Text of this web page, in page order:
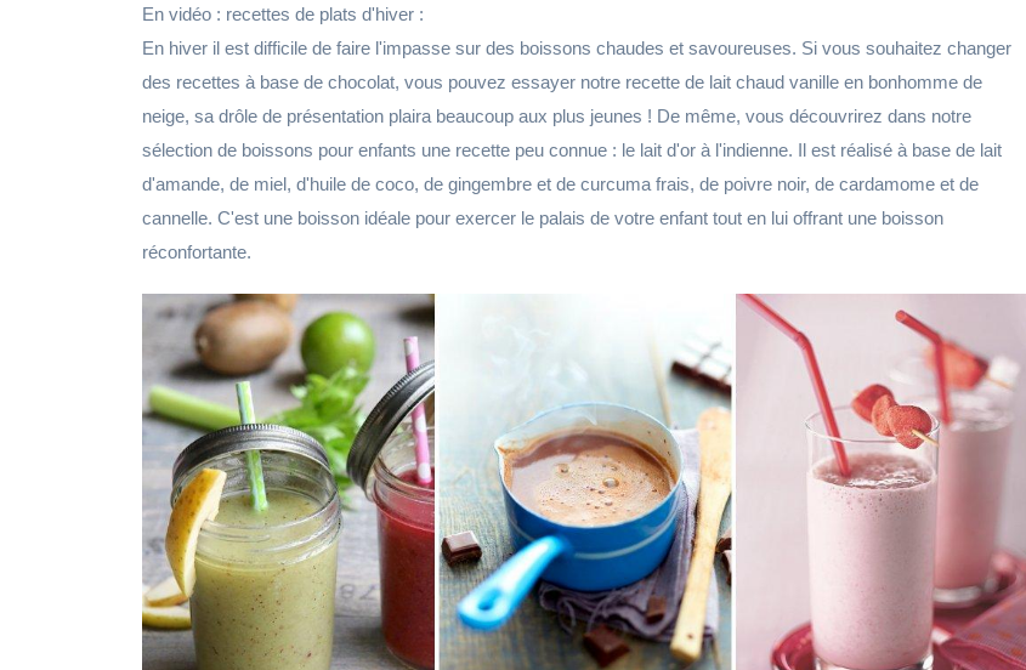
En vidéo : recettes de plats d'hiver :
En hiver il est difficile de faire l'impasse sur des boissons chaudes et savoureuses. Si vous souhaitez changer
des recettes à base de chocolat, vous pouvez essayer notre recette de lait chaud vanille en bonhomme de
neige, sa drôle de présentation plaira beaucoup aux plus jeunes ! De même, vous découvrirez dans notre
sélection de boissons pour enfants une recette peu connue : le lait d'or à l'indienne. Il est réalisé à base de lait
d'amande, de miel, d'huile de coco, de gingembre et de curcuma frais, de poivre noir, de cardamome et de
cannelle. C'est une boisson idéale pour exercer le palais de votre enfant tout en lui offrant une boisson
réconfortante.